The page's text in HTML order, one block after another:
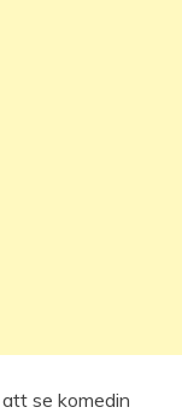
se komedin